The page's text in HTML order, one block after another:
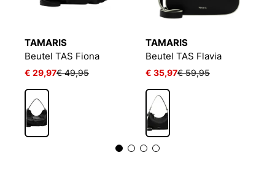
TAMARIS
Beutel TAS Fiona
€ 29,97€ 49,95
TAMARIS
Beutel TAS Flavia
€ 35,97€ 59,95